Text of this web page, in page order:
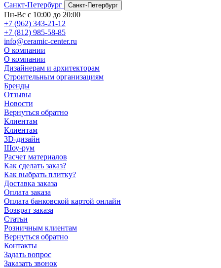
Санкт-Петербург
Санкт-Петербург
Пн-Вс с 10:00 до 20:00
+7 (962) 343-21-12
+7 (812) 985-58-85
info@ceramic-center.ru
О компании
О компании
Дизайнерам и архитекторам
Строительным организациям
Бренды
Отзывы
Новости
Вернуться обратно
Клиентам
Клиентам
3D-дизайн
Шоу-рум
Расчет материалов
Как сделать заказ?
Как выбрать плитку?
Доставка заказа
Оплата заказа
Оплата банковской картой онлайн
Возврат заказа
Статьи
Розничным клиентам
Вернуться обратно
Контакты
Задать вопрос
Заказать звонок